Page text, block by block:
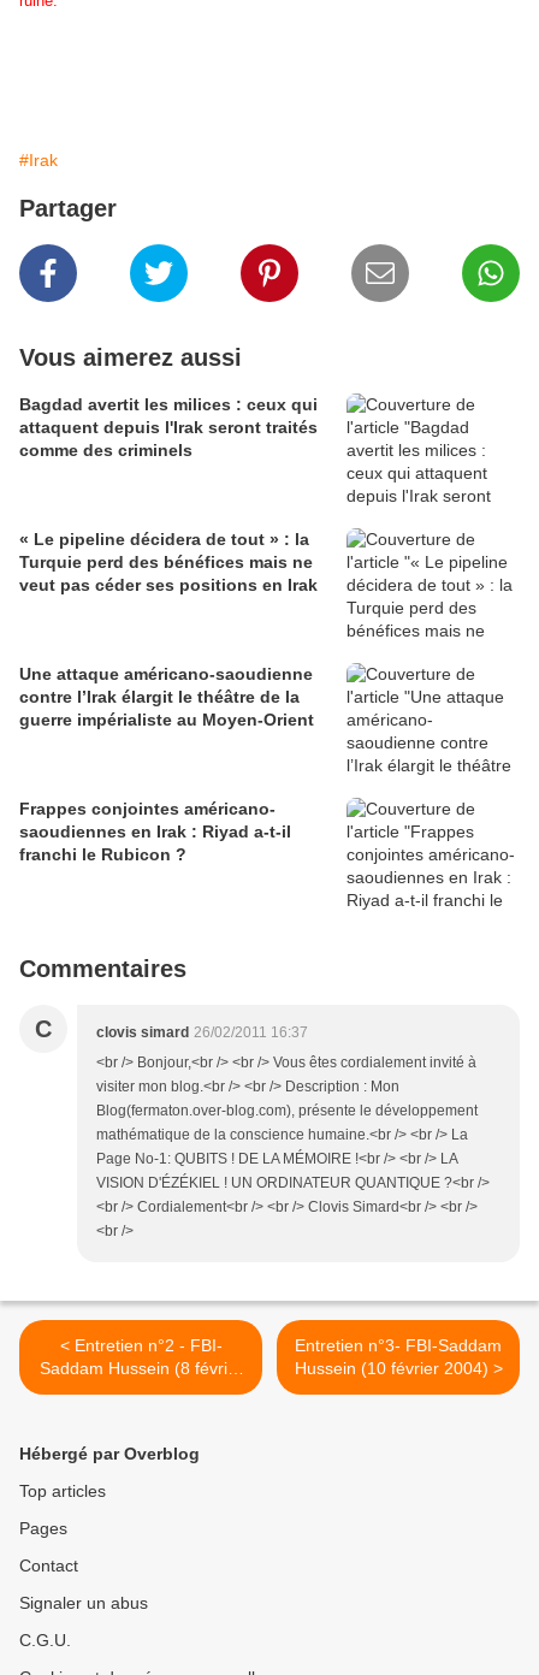
#Irak
Partager
Vous aimerez aussi
Bagdad avertit les milices : ceux qui
attaquent depuis l'Irak seront traités
comme des criminels
« Le pipeline décidera de tout » : la
Turquie perd des bénéfices mais ne
veut pas céder ses positions en Irak
Une attaque américano-saoudienne
contre l’Irak élargit le théâtre de la
guerre impérialiste au Moyen-Orient
Frappes conjointes américano-
saoudiennes en Irak : Riyad a-t-il
franchi le Rubicon ?
Commentaires
C clovis simard 26/02/2011 16:37
<br /> Bonjour,<br /> <br /> Vous êtes cordialement invité à
visiter mon blog.<br /> <br /> Description : Mon
Blog(fermaton.over-blog.com), présente le développement
mathématique de la conscience humaine.<br /> <br /> La
Page No-1: QUBITS ! DE LA MÉMOIRE !<br /> <br /> LA
VISION D'ÉZÉKIEL ! UN ORDINATEUR QUANTIQUE ?<br />
<br /> Cordialement<br /> <br /> Clovis Simard<br /> <br />
<br />
< Entretien n°2 - FBI-
Saddam Hussein (8 février
2004)
Entretien n°3- FBI-Saddam
Hussein (10 février 2004) >
Hébergé par Overblog
Top articles
Pages
Contact
Signaler un abus
C.G.U.